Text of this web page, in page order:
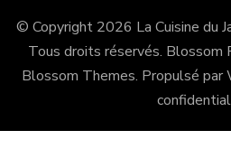
© Copyright 2026 La Cuisine du
Tous droits réservés. Blossom
Blossom Themes. Propulsé par